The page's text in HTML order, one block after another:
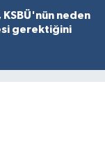
KSBÜ'nün neden
gerektiğini